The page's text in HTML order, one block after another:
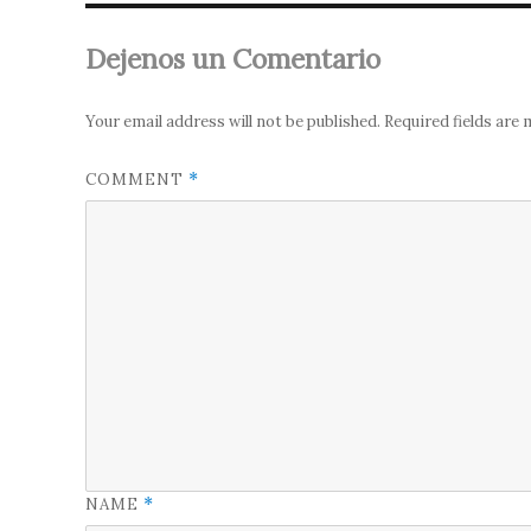
Dejenos un Comentario
Your email address will not be published. Required fields are
COMMENT *
NAME *